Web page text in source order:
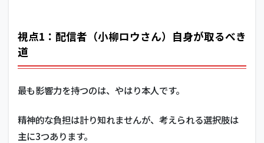
視点1：配信者（小柳ロウさん）自身が取るべき
道
最も影響力を持つのは、やはり本人です。
精神的な負担は計り知れませんが、考えられる選択肢は
主に3つあります。